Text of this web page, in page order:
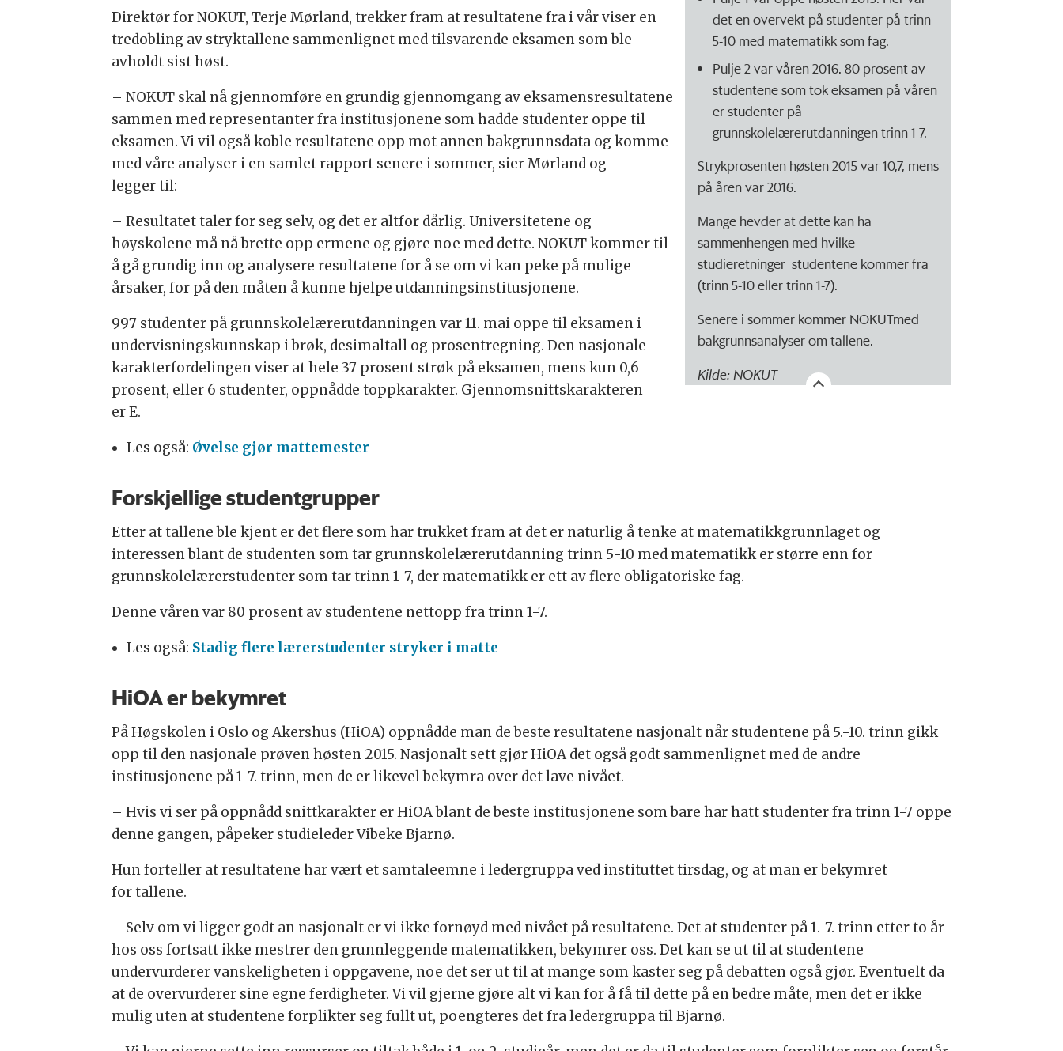
det en overvekt på studenter på trinn
5-10 med matematikk som fag.
Pulje 2 var våren 2016. 80 prosent av
studentene som tok eksamen på våren
er studenter på
grunnskolelærerutdanningen trinn 1-7.
Strykprosenten høsten 2015 var 10,7, mens
på åren var 2016.
Mange hevder at dette kan ha
sammenhengen med hvilke
studieretninger studentene kommer fra
(trinn 5-10 eller trinn 1-7).
Senere i sommer kommer NOKUTmed
bakgrunnsanalyser om tallene.
Kilde: NOKUT
Direktør for NOKUT, Terje Mørland, trekker fram at resultatene fra i vår viser en
tredobling av stryktallene sammenlignet med tilsvarende eksamen som ble
avholdt sist høst.
– NOKUT skal nå gjennomføre en grundig gjennomgang av eksamensresultatene
sammen med representanter fra institusjonene som hadde studenter oppe til
eksamen. Vi vil også koble resultatene opp mot annen bakgrunnsdata og komme
med våre analyser i en samlet rapport senere i sommer, sier Mørland og
legger til:
– Resultatet taler for seg selv, og det er altfor dårlig. Universitetene og
høyskolene må nå brette opp ermene og gjøre noe med dette. NOKUT kommer til
å gå grundig inn og analysere resultatene for å se om vi kan peke på mulige
årsaker, for på den måten å kunne hjelpe utdanningsinstitusjonene.
997 studenter på grunnskolelærerutdanningen var 11. mai oppe til eksamen i
undervisningskunnskap i brøk, desimaltall og prosentregning. Den nasjonale
karakterfordelingen viser at hele 37 prosent strøk på eksamen, mens kun 0,6
prosent, eller 6 studenter, oppnådde toppkarakter. Gjennomsnittskarakteren
er E.
Les også: Øvelse gjør mattemester
Forskjellige studentgrupper
Etter at tallene ble kjent er det flere som har trukket fram at det er naturlig å tenke at matematikkgrunnlaget og
interessen blant de studenten som tar grunnskolelærerutdanning trinn 5-10 med matematikk er større enn for
grunnskolelærerstudenter som tar trinn 1-7, der matematikk er ett av flere obligatoriske fag.
Denne våren var 80 prosent av studentene nettopp fra trinn 1-7.
Les også: Stadig flere lærerstudenter stryker i matte
HiOA er bekymret
På Høgskolen i Oslo og Akershus (HiOA) oppnådde man de beste resultatene nasjonalt når studentene på 5.-10. trinn gikk
opp til den nasjonale prøven høsten 2015. Nasjonalt sett gjør HiOA det også godt sammenlignet med de andre
institusjonene på 1-7. trinn, men de er likevel bekymra over det lave nivået.
– Hvis vi ser på oppnådd snittkarakter er HiOA blant de beste institusjonene som bare har hatt studenter fra trinn 1-7 oppe
denne gangen, påpeker studieleder Vibeke Bjarnø.
Hun forteller at resultatene har vært et samtaleemne i ledergruppa ved instituttet tirsdag, og at man er bekymret
for tallene.
– Selv om vi ligger godt an nasjonalt er vi ikke fornøyd med nivået på resultatene. Det at studenter på 1.-7. trinn etter to år
hos oss fortsatt ikke mestrer den grunnleggende matematikken, bekymrer oss. Det kan se ut til at studentene
undervurderer vanskeligheten i oppgavene, noe det ser ut til at mange som kaster seg på debatten også gjør. Eventuelt da
at de overvurderer sine egne ferdigheter. Vi vil gjerne gjøre alt vi kan for å få til dette på en bedre måte, men det er ikke
mulig uten at studentene forplikter seg fullt ut, poengteres det fra ledergruppa til Bjarnø.